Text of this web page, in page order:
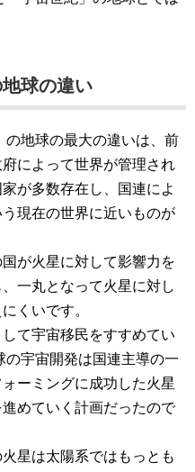
球の違い
の地球の最大の違いは、前
によって世界が管理され
が多数存在し、国連によ
現在の世界に近いものが
が火星に対して影響力を
一丸となって火星に対し
くいです。
て宇宙移民をすすめてい
宇宙開発は国連主導の一
ーミングに成功した火星
めていく計画だったので
星は太陽系ではもっとも